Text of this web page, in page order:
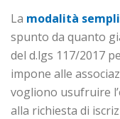
La modalità
spunto da quanto
del d.lgs 117/2017
impone alle
vogliono usufruire
alla richiesta di